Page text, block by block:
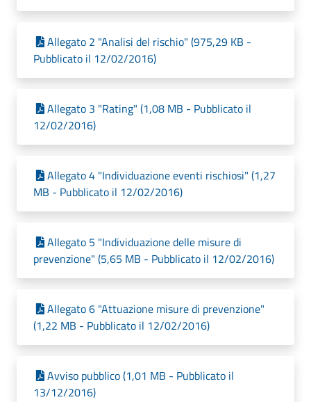
Allegato 2 "Analisi del rischio" (975,29 KB -
Pubblicato il 12/02/2016)
Allegato 3 "Rating" (1,08 MB - Pubblicato il
12/02/2016)
Allegato 4 "Individuazione eventi rischiosi" (1,27
MB - Pubblicato il 12/02/2016)
Allegato 5 "Individuazione delle misure di
prevenzione" (5,65 MB - Pubblicato il 12/02/2016)
Allegato 6 "Attuazione misure di prevenzione"
(1,22 MB - Pubblicato il 12/02/2016)
Avviso pubblico (1,01 MB - Pubblicato il
13/12/2016)